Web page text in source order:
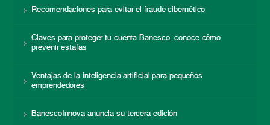
Recomendaciones para evitar el fraude cibernético
Claves para proteger tu cuenta Banesco: conoce cómo
prevenir estafas
Ventajas de la inteligencia artificial para pequeños
emprendedores
BanescoInnova anuncia su tercera edición